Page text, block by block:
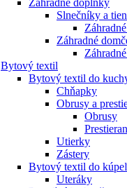
Záhradné doplnky
Slnečníky a
Záhradné
Bytový textil
Bytový textil do
Chňapky
Obrusy a
Obrusy
Utierky
Zástery
Bytový textil do
Uteráky